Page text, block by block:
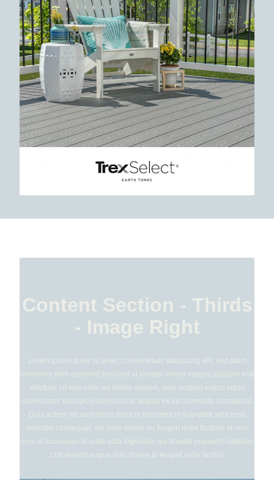
Content Section - Thirds
- Image Right
Lorem ipsum dolor sit amet, consectetuer adipiscing elit, sed diam
nonummy nibh euismod tincidunt ut laoreet dolore magna aliquam erat
volutpat. Ut wisi enim ad minim veniam, quis nostrud exerci tation
ullamcorper suscipit lobortis nisl ut aliquip ex ea commodo consequat.
Duis autem vel eum iriure dolor in hendrerit in vulputate velit esse
molestie consequat, vel illum dolore eu feugiat nulla facilisis at vero
eros et accumsan et iusto odio dignissim qui blandit praesent luptatum
zzril delenit augue duis dolore te feugait nulla facilisi.